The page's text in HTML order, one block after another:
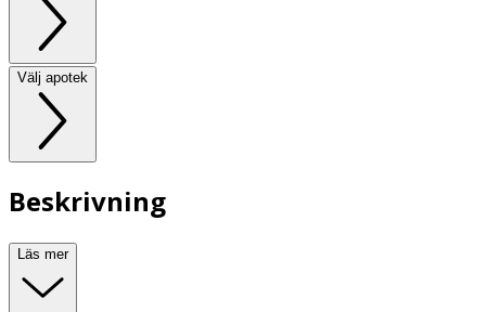
Välj apotek
Beskrivning
Läs mer